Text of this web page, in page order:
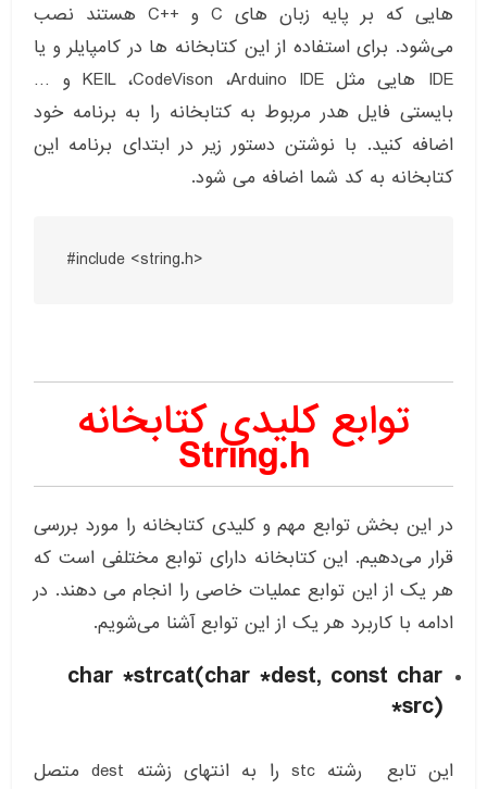
هایی که بر پایه زبان های C و ++C هستند نصب
می‌شود. برای استفاده از این کتابخانه ها در کامپایلر و یا
IDE هایی مثل KEIL ،CodeVison ،Arduino IDE و …
بایستی فایل هدر مربوط به کتابخانه را به برنامه خود
اضافه کنید. با نوشتن دستور زیر در ابتدای برنامه این
کتابخانه به کد شما اضافه می شود.
#include <string.h>
توابع کلیدی کتابخانه
String.h
در این بخش توابع مهم و کلیدی کتابخانه را مورد بررسی
قرار می‌دهیم. این کتابخانه دارای توابع مختلفی است که
هر یک از این توابع عملیات خاصی را انجام می دهند. در
ادامه با کاربرد هر یک از این توابع آشنا می‌شویم.
char *strcat(char *dest, const char
*src)
این تابع رشته stc را به انتهای زشته dest متصل